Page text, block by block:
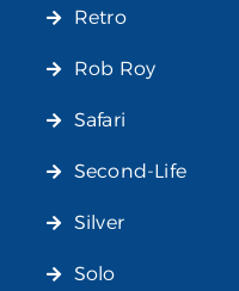
Retro
Rob Roy
Safari
Second-Life
Silver
Solo